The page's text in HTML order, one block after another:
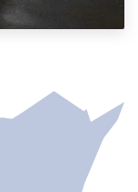
DISPOSITION DES
LORS